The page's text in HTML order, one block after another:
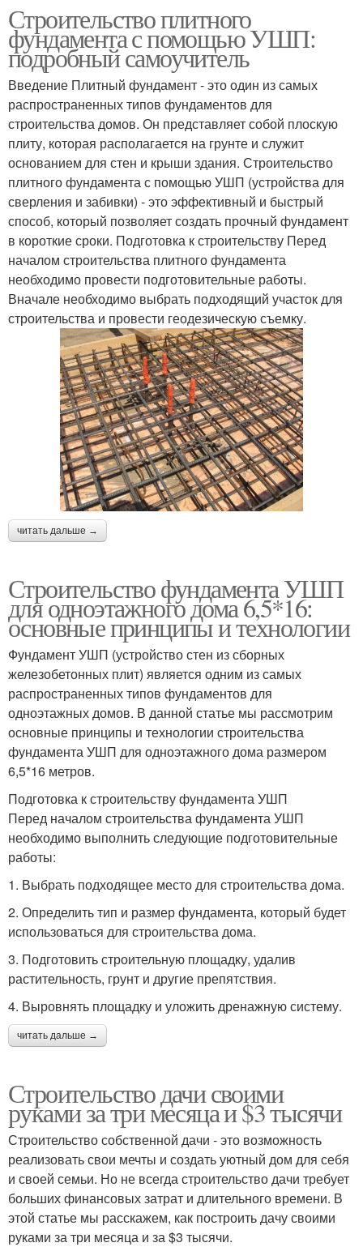
Строительство плитного
фундамента с помощью УШП:
подробный самоучитель
Введение Плитный фундамент - это один из самых
распространенных типов фундаментов для
строительства домов. Он представляет собой плоскую
плиту, которая располагается на грунте и служит
основанием для стен и крыши здания. Строительство
плитного фундамента с помощью УШП (устройства для
сверления и забивки) - это эффективный и быстрый
способ, который позволяет создать прочный фундамент
в короткие сроки. Подготовка к строительству Перед
началом строительства плитного фундамента
необходимо провести подготовительные работы.
Вначале необходимо выбрать подходящий участок для
строительства и провести геодезическую съемку.
читать дальше →
Строительство фундамента УШП
для одноэтажного дома 6,5*16:
основные принципы и технологии
Фундамент УШП (устройство стен из сборных
железобетонных плит) является одним из самых
распространенных типов фундаментов для
одноэтажных домов. В данной статье мы рассмотрим
основные принципы и технологии строительства
фундамента УШП для одноэтажного дома размером
6,5*16 метров.
Подготовка к строительству фундамента УШП
Перед началом строительства фундамента УШП
необходимо выполнить следующие подготовительные
работы:
1. Выбрать подходящее место для строительства дома.
2. Определить тип и размер фундамента, который будет
использоваться для строительства дома.
3. Подготовить строительную площадку, удалив
растительность, грунт и другие препятствия.
4. Выровнять площадку и уложить дренажную систему.
читать дальше →
Строительство дачи своими
руками за три месяца и $3 тысячи
Строительство собственной дачи - это возможность
реализовать свои мечты и создать уютный дом для себя
и своей семьи. Но не всегда строительство дачи требует
больших финансовых затрат и длительного времени. В
этой статье мы расскажем, как построить дачу своими
руками за три месяца и за $3 тысячи.